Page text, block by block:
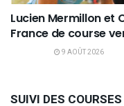
Lucien Mermillon et
France de course
9 AOÛT 2026
SUIVI DES